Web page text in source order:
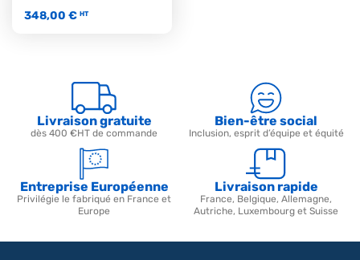
348,00 € HT
Livraison gratuite
dès 400 €HT de commande
Bien-être social
Inclusion, esprit d’équipe et équité
Entreprise Européenne
Privilégie le fabriqué en France et
Europe
Livraison rapide
France, Belgique, Allemagne,
Autriche, Luxembourg et Suisse